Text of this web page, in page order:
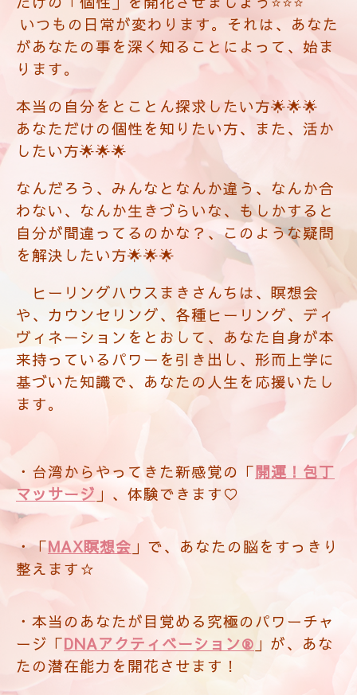
本当の自分をとことん探求したい方🌟🌟🌟
あなただけの個性を知りたい方、また、活か
したい方🌟🌟🌟
なんだろう、みんなとなんか違う、なんか合
わない、なんか生きづらいな、もしかすると
自分が間違ってるのかな？、このような疑問
ヒーリングハウスまきさんちは、瞑想会
や、カウンセリング、各種ヒーリング、ディ
ヴィネーションをとおして、あなた自身が本
基づいた知識で、あなたの人生を応援いたし
ます。
・台湾からやってきた新感覚の「開運！包丁
マッサージ
」、体験できます♡
・「 MAX瞑想会
」で、あなたの脳をすっきり
整えます☆
・本当のあなたが目覚める究極のパワーチャ
ージ 「DNAアクティベーション®」が、あな
たの潜在能力を開花させます！
・『ワタシと魔法学校』、普通の学校ではあ
りません。
『形而上学』の知識と数々のツール、その活